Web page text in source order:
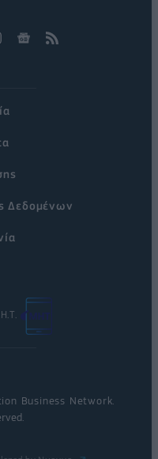
Δεδομένων
Business Network